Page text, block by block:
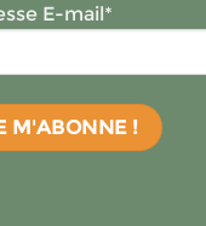
E-mail*